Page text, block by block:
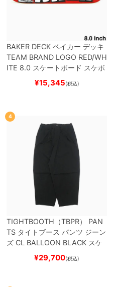
BAKER DECK ベイカー デッキ
TEAM BRAND LOGO RED/WH
ITE 8.0 スケートボード スケボ
¥15,345(税込)
4
TIGHTBOOTH（TBPR） PAN
TS タイトブース パンツ ジーン
ズ CL BALLOON BLACK スケ
ートボード スケボー
¥29,700(税込)